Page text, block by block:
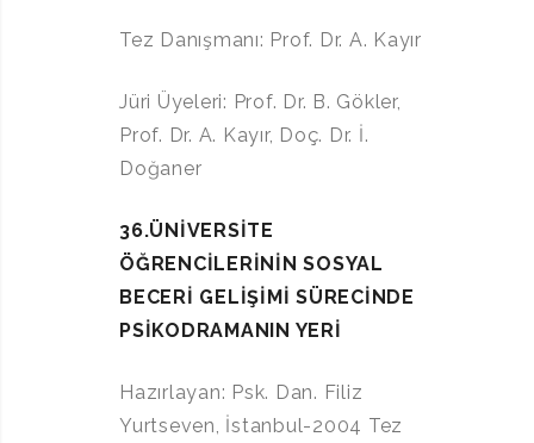
Tez Danışmanı: Prof. Dr. A. Kayır
Jüri Üyeleri: Prof. Dr. B. Gökler,
Prof. Dr. A. Kayır, Doç. Dr. İ.
Doğaner
36.ÜNİVERSİTE
ÖĞRENCİLERİNİN SOSYAL
BECERİ GELİŞİMİ SÜRECİNDE
PSİKODRAMANIN YERİ
Hazırlayan: Psk. Dan. Filiz
Yurtseven, İstanbul-2004 Tez